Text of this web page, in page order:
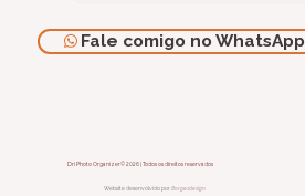
Fale comigo no WhatsApp
Dri Photo Organizer© 2026 | Todos os direitos reservados
Website desenvolvido por Borgesdesign